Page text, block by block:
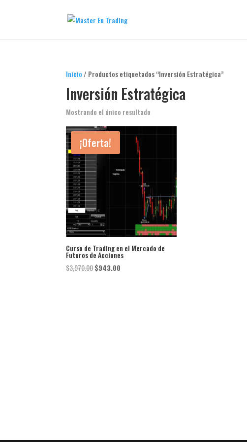
Inicio / Productos etiquetados “Inversión Estratégica”
Inversión Estratégica
Mostrando el único resultado
¡Oferta!
Curso de Trading en el Mercado de
Futuros de Acciones
$3,970.00El
$943.00